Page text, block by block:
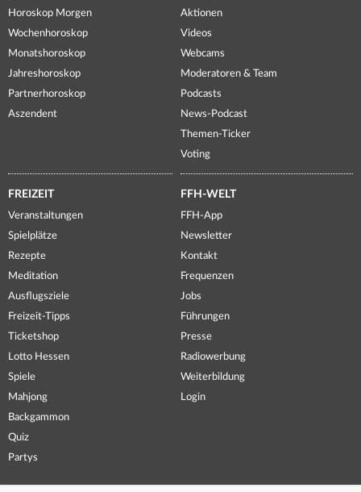
Horoskop Morgen
Wochenhoroskop
Monatshoroskop
Jahreshoroskop
Partnerhoroskop
Aszendent
Aktionen
Videos
Webcams
Moderatoren & Team
Podcasts
News-Podcast
Themen-Ticker
Voting
FREIZEIT
Veranstaltungen
Spielplätze
Rezepte
Meditation
Ausflugsziele
Freizeit-Tipps
Ticketshop
Lotto Hessen
Spiele
Mahjong
Backgammon
Quiz
Partys
FFH-WELT
FFH-App
Newsletter
Kontakt
Frequenzen
Jobs
Führungen
Presse
Radiowerbung
Weiterbildung
Login